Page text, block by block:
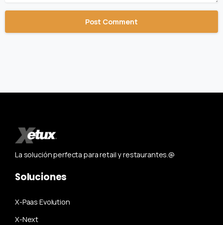
La solución perfecta para retail y restaurantes.@
Soluciones
X-Paas Evolution
X-Next